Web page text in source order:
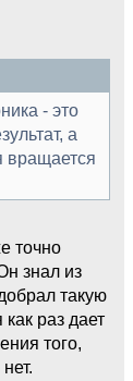
- это
а
вращается
точно
знал из
такую
раз дает
того,